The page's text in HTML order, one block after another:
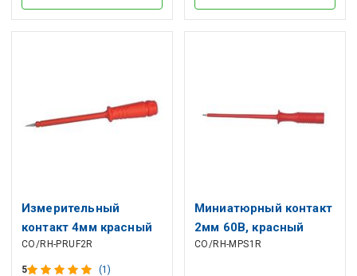
Измерительный
контакт 4мм красный
CO/RH-PRUF2R
5 (1)
Миниатюрный контакт
2мм 60В, красный
HIRSCHMANN
CO/RH-MPS1R